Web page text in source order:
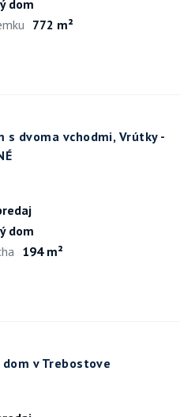
dom
772 m²
s dvoma vchodmi, Vrútky -
dom
194 m²
v Trebostove